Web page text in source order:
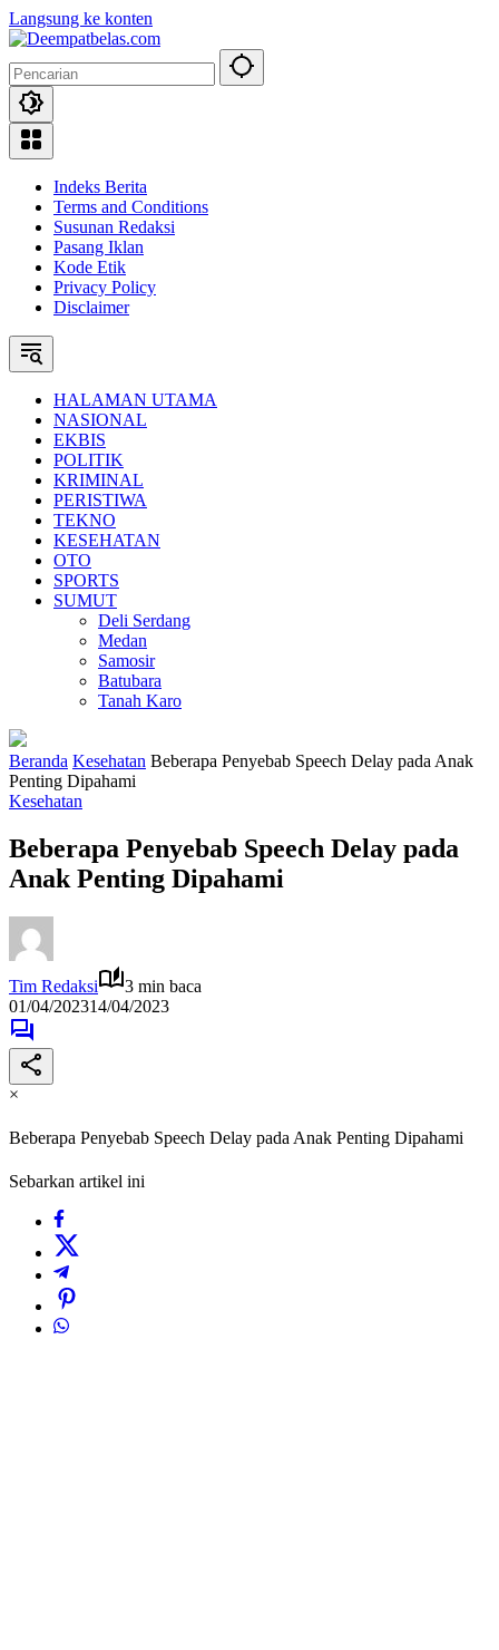
Langsung ke konten
Indeks Berita
Terms and Conditions
Susunan Redaksi
Pasang Iklan
Kode Etik
Privacy Policy
Disclaimer
HALAMAN UTAMA
NASIONAL
EKBIS
POLITIK
KRIMINAL
PERISTIWA
TEKNO
KESEHATAN
OTO
SPORTS
SUMUT
Deli Serdang
Medan
Samosir
Batubara
Tanah Karo
Beranda Kesehatan Beberapa Penyebab Speech Delay pada Anak
Penting Dipahami
Kesehatan
Beberapa Penyebab Speech Delay pada
Anak Penting Dipahami
Tim Redaksi
3 min baca
01/04/202314/04/2023
×
Beberapa Penyebab Speech Delay pada Anak Penting Dipahami
Sebarkan artikel ini